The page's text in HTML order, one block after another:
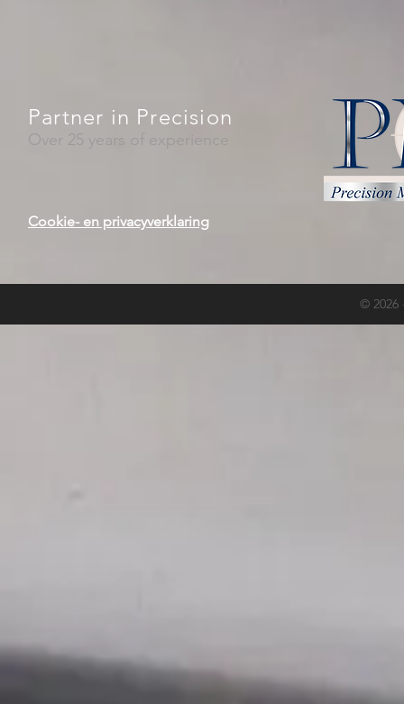
Partner in Precision
Over 25 years of experience
Cookie- en privacyverklaring
© 2026